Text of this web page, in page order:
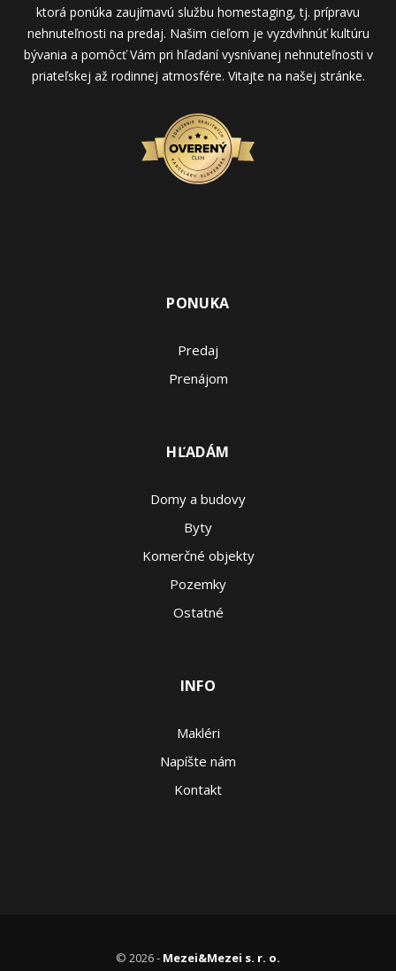
ktorá ponúka zaujímavú službu homestaging, tj. prípravu
nehnuteľnosti na predaj. Našim cieľom je vyzdvihnúť kultúru
bývania a pomôcť Vám pri hľadaní vysnívanej nehnuteľnosti v
priateľskej až rodinnej atmosfére. Vitajte na našej stránke.
PONUKA
Predaj
Prenájom
HĽADÁM
Domy a budovy
Byty
Komerčné objekty
Pozemky
Ostatné
INFO
Makléri
Napíšte nám
Kontakt
© 2026 - Mezei&Mezei s. r. o.